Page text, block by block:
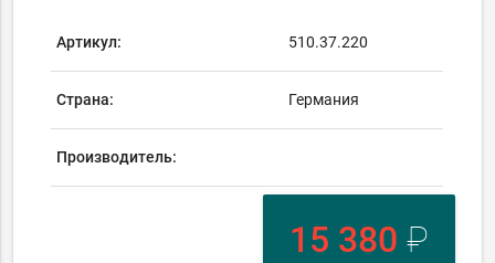
Артикул: 510.37.220
Страна: Германия
Производитель:
15 380 ₽